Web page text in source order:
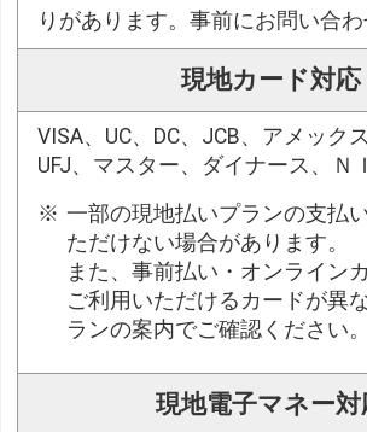
りがあります。事前にお問い合わ
現地カード対応
VISA、UC、DC、JCB、アメック
UFJ、マスター、ダイナース、Ｎ
一部の現地払いプランの支払
ただけない場合があります。
また、事前払い・オンライン
ご利用いただけるカードが異
ランの案内でご確認ください。
現地電子マネー対